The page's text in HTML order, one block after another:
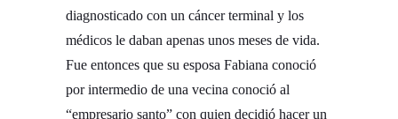
diagnosticado con un cáncer terminal y los
médicos le daban apenas unos meses de vida.
Fue entonces que su esposa Fabiana conoció
por intermedio de una vecina conoció al
“empresario santo” con quien decidió hacer un